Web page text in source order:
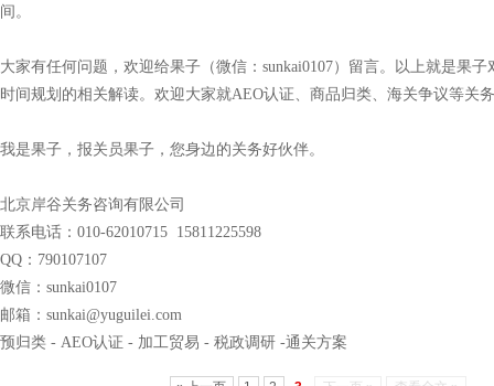
间。
大家有任何问题，欢迎给果子（微信：sunkai0107）留言。以上就是果
时间规划的相关解读。欢迎大家就AEO认证、商品归类、海关争议等关
我是果子，报关员果子，您身边的关务好伙伴。
北京岸谷关务咨询有限公司
联系电话：010-62010715 15811225598
QQ：790107107
微信：sunkai0107
邮箱：sunkai@yuguilei.com
预归类 - AEO认证 - 加工贸易 - 税政调研 -通关方案